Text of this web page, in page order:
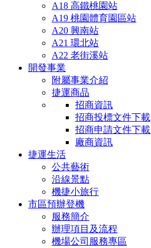
A18 高鐵桃園站
A19 桃園體育園區站
A20 興南站
A21 環北站
A22 老街溪站
開發事業
附屬事業介紹
捷運商品
招商資訊
招商投標文件下載
招商申請文件下載
廠商資訊
捷運生活
公共藝術
沿線景點
機捷小旅行
市區預辦登機
服務簡介
辦理項目及流程
機場公司服務專區